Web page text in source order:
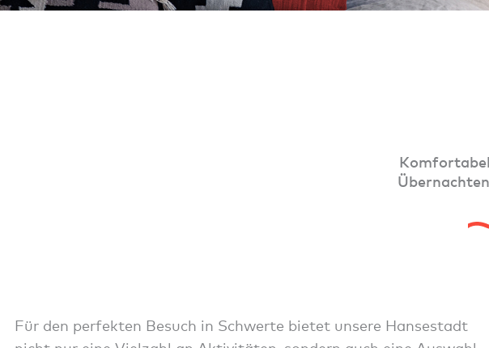
Für den perfekten Besuch in Schwerte bietet unsere Hansestadt